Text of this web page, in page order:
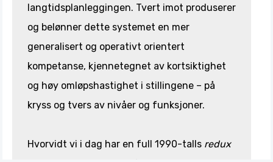
langtidsplanleggingen. Tvert imot produserer
og belønner dette systemet en mer
generalisert og operativt orientert
kompetanse, kjennetegnet av kortsiktighet
og høy omløpshastighet i stillingene – på
kryss og tvers av nivåer og funksjoner.
Hvorvidt vi i dag har en full 1990-talls redux